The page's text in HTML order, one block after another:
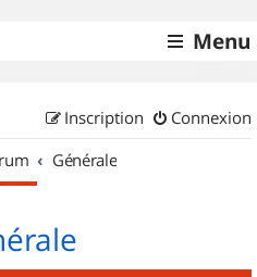
Menu
Connexion
Inscription
Générale